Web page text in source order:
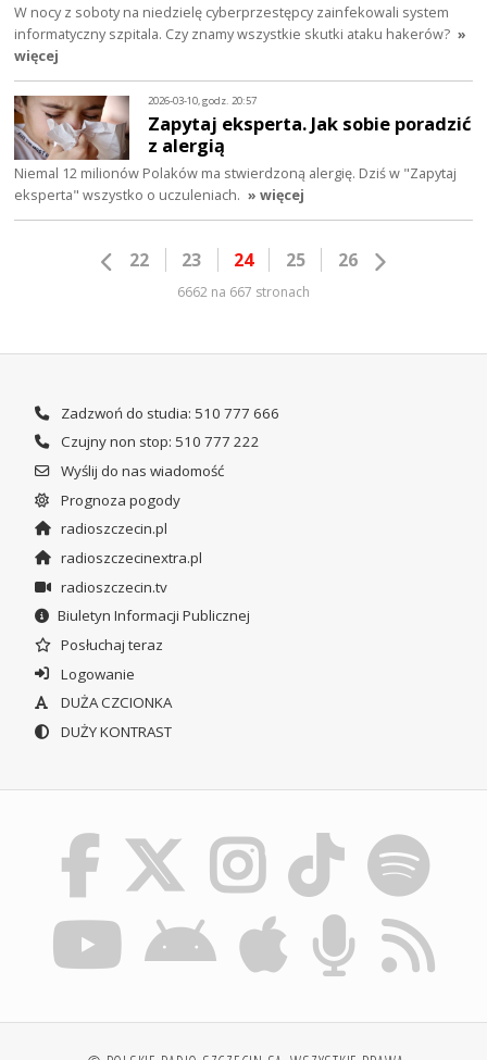
W nocy z soboty na niedzielę cyberprzestępcy zainfekowali system
informatyczny szpitala. Czy znamy wszystkie skutki ataku hakerów? »
więcej
2026-03-10, godz. 20:57
Zapytaj eksperta. Jak sobie poradzić
z alergią
Niemal 12 milionów Polaków ma stwierdzoną alergię. Dziś w "Zapytaj
eksperta" wszystko o uczuleniach. » więcej
22 23 24 25 26
6662 na 667 stronach
Zadzwoń do studia: 510 777 666
Czujny non stop: 510 777 222
Wyślij do nas wiadomość
Prognoza pogody
radioszczecin.pl
radioszczecinextra.pl
radioszczecin.tv
Biuletyn Informacji Publicznej
Posłuchaj teraz
Logowanie
DUŻA CZCIONKA
DUŻY KONTRAST